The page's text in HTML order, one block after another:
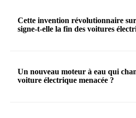
Cette invention révolutionnaire
signe-t-elle la fin des voitures
Un nouveau moteur à eau qui
voiture électrique menacée ?